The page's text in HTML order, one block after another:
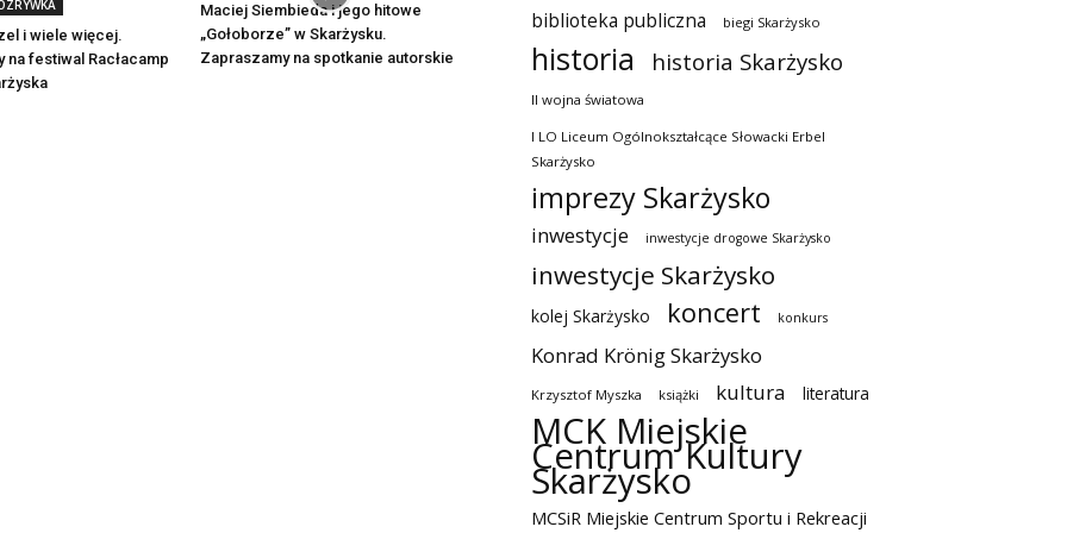
i wiele więcej.
na festiwal Racłacamp
Maciej Siembieda i jego hitowe
„Gołoborze” w Skarżysku.
Zapraszamy na spotkanie autorskie
biblioteka publiczna biegi Skarżysko
historia historia Skarżysko
II wojna światowa
I LO Liceum Ogólnokształcące Słowacki Erbel
Skarżysko
imprezy Skarżysko
inwestycje inwestycje drogowe Skarżysko
inwestycje Skarżysko
kolej Skarżysko koncert konkurs
Konrad Krönig Skarżysko
Krzysztof Myszka książki kultura literatura
MCK Miejskie
Centrum Kultury
Skarżysko
MCSiR Miejskie Centrum Sportu i Rekreacji